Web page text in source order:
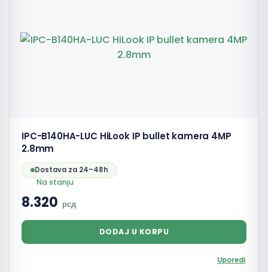
IPC-B140HA-LUC HiLook IP bullet kamera 4MP
2.8mm
Dostava za 24–48h
Na stanju
8.320 рсд
DODAJ U KORPU
Uporedi